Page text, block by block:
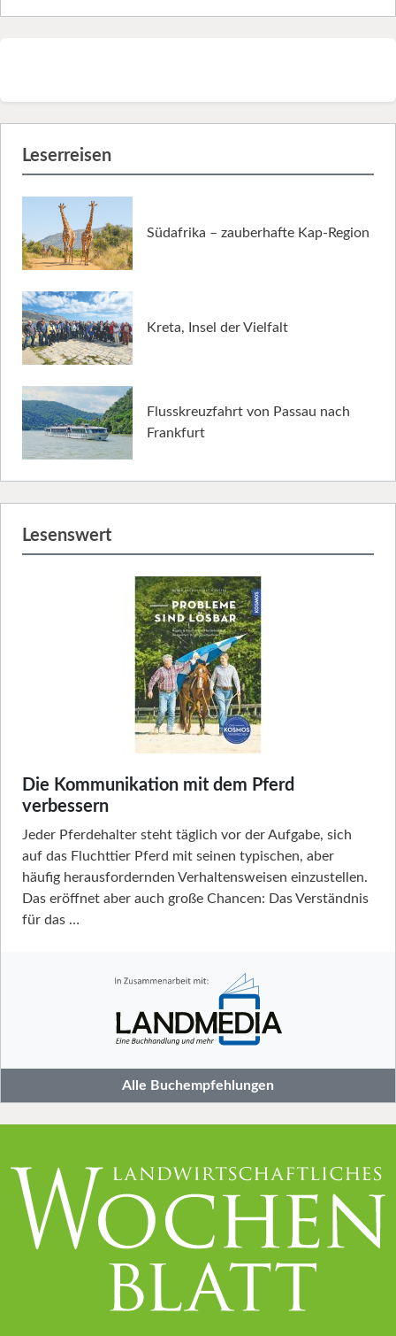
Leserreisen
Südafrika – zauberhafte Kap-Region
Kreta, Insel der Vielfalt
Flusskreuzfahrt von Passau nach
Frankfurt
Lesenswert
Die Kommunikation mit dem Pferd
verbessern
Jeder Pferdehalter steht täglich vor der Aufgabe, sich
auf das Fluchttier Pferd mit seinen typischen, aber
häufig herausfordernden Verhaltensweisen einzustellen.
Das eröffnet aber auch große Chancen: Das Verständnis
für das …
Alle Buchempfehlungen